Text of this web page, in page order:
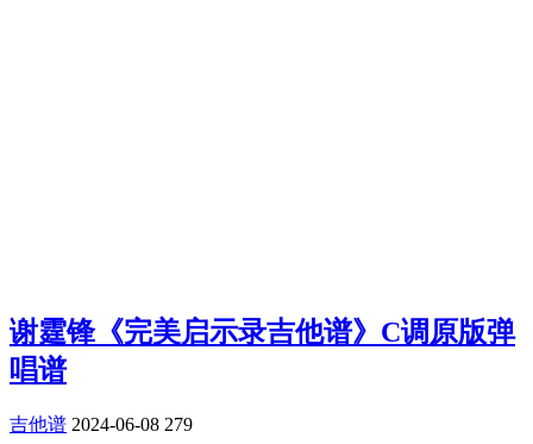
谢霆锋《完美启示录吉他谱》C调原版弹
唱谱
吉他谱 2024-06-08 279